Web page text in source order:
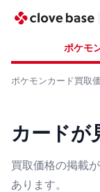
ポケモ
ポケモンカード買取
カードが
買取価格の掲載
あります。